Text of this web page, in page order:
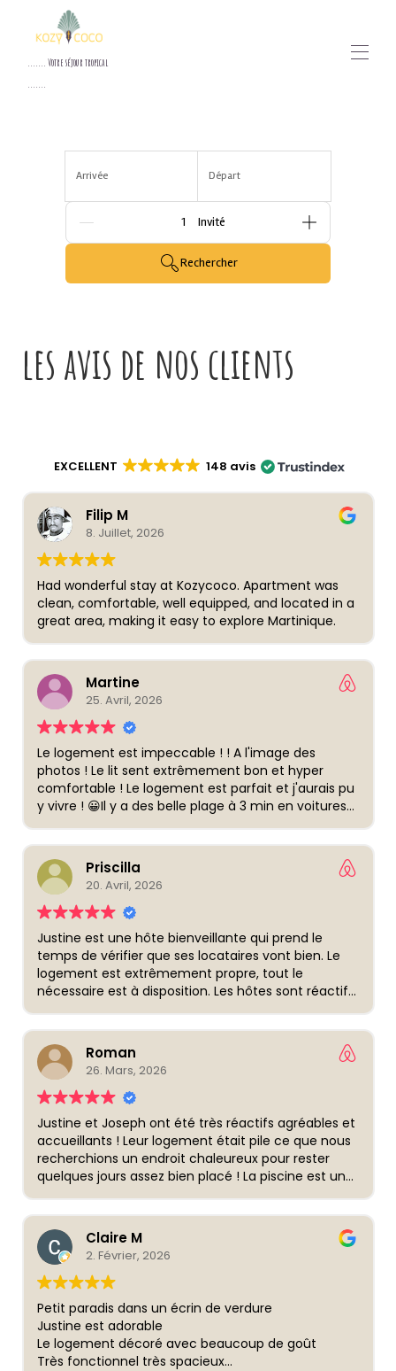
....... Votre séjour tropical
Résidence
Apt Kozy
Disponibilités
Extras
Livre d'Or
Contact et Accès
Arrivée Départ
Personnes
Rechercher
les avis de nos clients
EXCELLENT 148 avis
Filip M
8. Juillet, 2026
Had wonderful stay at Kozycoco. Apartment was
clean, comfortable, well equipped, and located in a
great area, making it easy to explore Martinique.
Martine
25. Avril, 2026
Le logement est impeccable ! ! A l'image des
photos ! Le lit sent extrêmement bon et hyper
comfortable ! Le logement est parfait et j'aurais pu
y vivre ! 😀Il y a des belle plage à 3 min en voitures
! je recommande absolument ! merci
Priscilla
20. Avril, 2026
Justine est une hôte bienveillante qui prend le
temps de vérifier que ses locataires vont bien. Le
logement est extrêmement propre, tout le
nécessaire est à disposition. Les hôtes sont réactifs
constructifs et respectueux pour améliorer l’accueil
proposé. Toutefois, il y a peu de retours à faire car
l’accueil proposé est de qualité. La piscine et
l’extérieur permet de continuer à profiter des
bienfaits de l’environnement martiniquais. La
proximité des deux logements ne met pas en péril
l’intimité de chaque logement; au contraire tout
est fait pour que chacun ait son espace. Le
logement est bien placé permettant une
découverte de FDF mais aussi du nord de l’île. Bien
entendu l’accès au sud l’est aussi. Je suis très
satisfaite de ce logement et recommande sans
aucune hésitations le logement de Justine et
Joseph. Merci à vous pour la qualité des prestations
proposées.
Roman
26. Mars, 2026
Justine et Joseph ont été très réactifs agréables et
accueillants ! Leur logement était pile ce que nous
recherchions un endroit chaleureux pour rester
quelques jours assez bien placé ! La piscine est un
Claire M
2. Février, 2026
Petit paradis dans un écrin de verdure
Justine est adorable
Le logement décoré avec beaucoup de goût
Très fonctionnel très spacieux